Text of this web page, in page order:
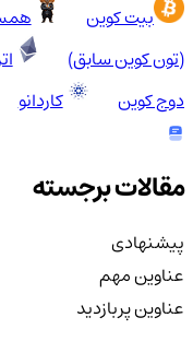
بیت کوین
(تون کوین سابق)
دوج کوین
کاردانو
مقالات برجسته
پیشنهادی
عناوین مهم
عناوین پربازدید